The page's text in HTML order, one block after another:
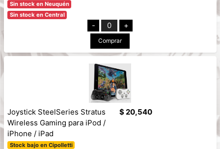
Sin stock en Neuquén
Sin stock en Central
- 0 +
Comprar
Joystick SteelSeries Stratus
Wireless Gaming para iPod /
iPhone / iPad
Stock bajo en Cipolletti
$ 20,540